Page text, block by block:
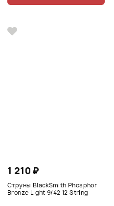
1 210 ₽
Струны BlackSmith Phosphor
Bronze Light 9/42 12 String